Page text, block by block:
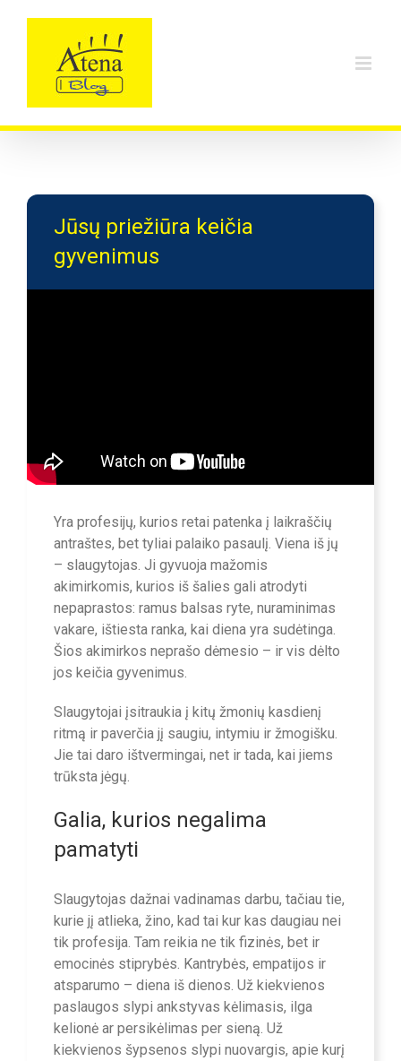
Jūsų priežiūra keičia
gyvenimus
Yra profesijų, kurios retai patenka į laikraščių
antraštes, bet tyliai palaiko pasaulį. Viena iš jų
– slaugytojas. Ji gyvuoja mažomis
akimirkomis, kurios iš šalies gali atrodyti
nepaprastos: ramus balsas ryte, nuraminimas
vakare, ištiesta ranka, kai diena yra sudėtinga.
Šios akimirkos neprašo dėmesio – ir vis dėlto
jos keičia gyvenimus.
Slaugytojai įsitraukia į kitų žmonių kasdienį
ritmą ir paverčia jį saugiu, intymiu ir žmogišku.
Jie tai daro ištvermingai, net ir tada, kai jiems
trūksta jėgų.
Galia, kurios negalima
pamatyti
Slaugytojas dažnai vadinamas darbu, tačiau tie,
kurie jį atlieka, žino, kad tai kur kas daugiau nei
tik profesija. Tam reikia ne tik fizinės, bet ir
emocinės stiprybės. Kantrybės, empatijos ir
atsparumo – diena iš dienos. Už kiekvienos
paslaugos slypi ankstyvas kėlimasis, ilga
kelionė ar persikėlimas per sieną. Už
kiekvienos šypsenos slypi nuovargis, apie kurį